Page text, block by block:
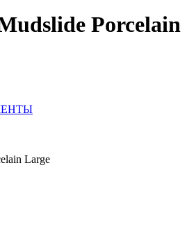
Porcelain
Large